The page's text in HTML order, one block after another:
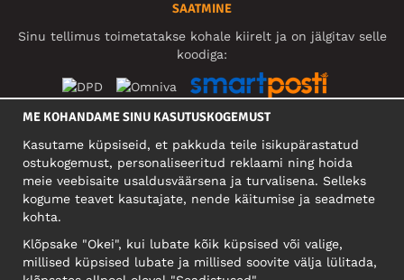
SAATMINE
Sinu tellimus toimetatakse kohale kiirelt ja on jälgitav selle
koodiga:
FIRMA
Mäeküla tn 9, EE-13525 Tallinn
Reg: 17449603, KMKR: EE102960721
ME KOHANDAME SINU KASUTUSKOGEMUST
Kasutame küpsiseid, et pakkuda teile isikupärastatud
ostukogemust, personaliseeritud reklaami ning hoida
meie veebisaite usaldusväärsena ja turvalisena. Selleks
kogume teavet kasutajate, nende käitumise ja seadmete
kohta.
Klõpsake "Okei", kui lubate kõik küpsised või valige,
millised küpsised lubate ja millised soovite välja lülitada,